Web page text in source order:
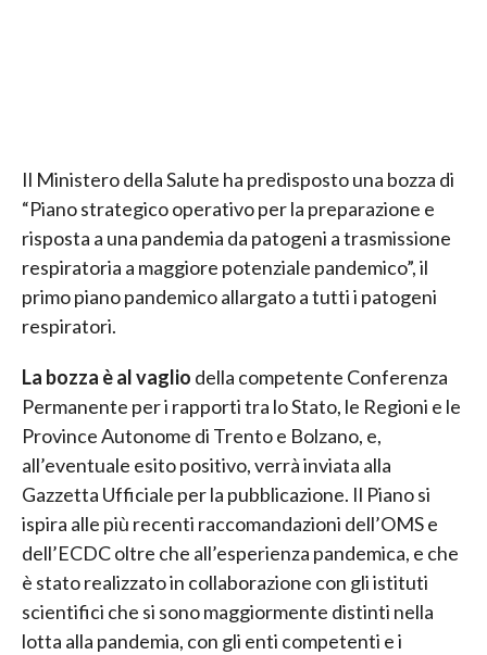
Il Ministero della Salute ha predisposto una bozza di
“Piano strategico operativo per la preparazione e
risposta a una pandemia da patogeni a trasmissione
respiratoria a maggiore potenziale pandemico”, il
primo piano pandemico allargato a tutti i patogeni
respiratori.
La bozza è al vaglio della competente Conferenza
Permanente per i rapporti tra lo Stato, le Regioni e le
Province Autonome di Trento e Bolzano, e,
all’eventuale esito positivo, verrà inviata alla
Gazzetta Ufficiale per la pubblicazione. Il Piano si
ispira alle più recenti raccomandazioni dell’OMS e
dell’ECDC oltre che all’esperienza pandemica, e che
è stato realizzato in collaborazione con gli istituti
scientifici che si sono maggiormente distinti nella
lotta alla pandemia, con gli enti competenti e i